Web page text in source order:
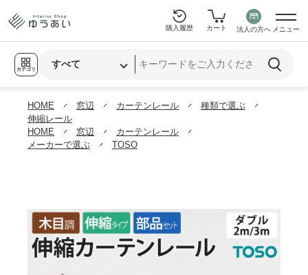
カテゴリ
購入履歴 カート 法人の方へ メニュー
HOME 窓辺 カーテンレール
種類で選ぶ
伸縮レール
HOME
窓辺
カーテンレール
メーカーで選ぶ
TOSO